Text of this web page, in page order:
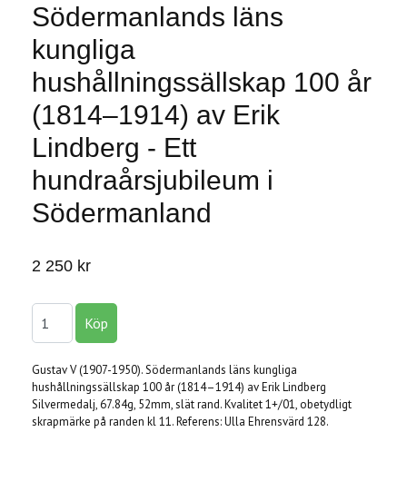
Södermanlands läns
kungliga
hushållningssällskap 100 år
(1814–1914) av Erik
Lindberg - Ett
hundraårsjubileum i
Södermanland
2 250 kr
Gustav V (1907-1950). Södermanlands läns kungliga
hushållningssällskap 100 år (1814–1914) av Erik Lindberg
Silvermedalj, 67.84g, 52mm, slät rand. Kvalitet 1+/01, obetydligt
skrapmärke på randen kl 11. Referens: Ulla Ehrensvärd 128.